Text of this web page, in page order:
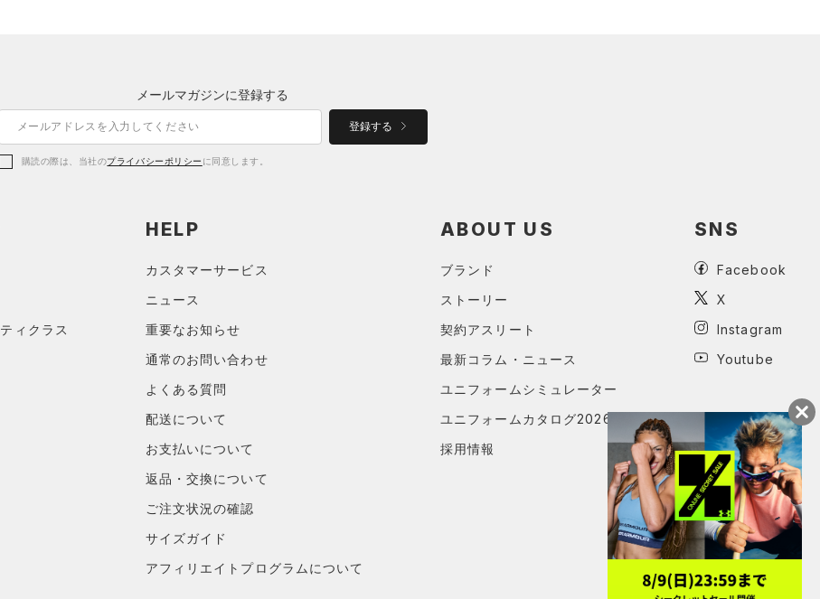
メールマガジンに登録する
登録する
購読の際は、当社のプライバシーポリシー に同意します。
ィクラス
HELP
カスタマーサービス
ニュース
重要なお知らせ
通常のお問い合わせ
よくある質問
配送について
お支払いについて
返品・交換について
ご注文状況の確認
サイズガイド
アフィリエイトプログラムについて
ABOUT US
ブランド
ストーリー
契約アスリート
最新コラム・ニュース
ユニフォームシミュレーター
ユニフォームカタログ2026
採用情報
SNS
Facebook
X
Instagram
Youtube